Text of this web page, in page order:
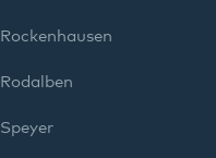
Rockenhausen
Rodalben
Speyer